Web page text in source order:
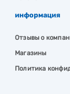
информация
Отзывы о
Магазины
Политика